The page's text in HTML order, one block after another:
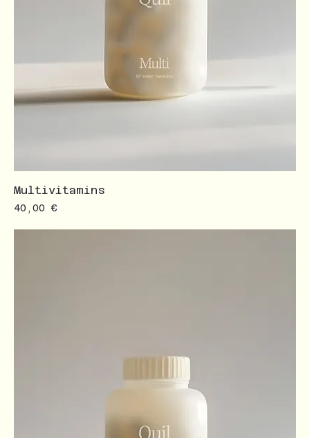
Multivitamins
Prezzo
40,00 €